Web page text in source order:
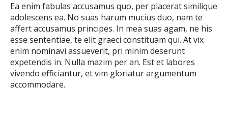
Ea enim fabulas accusamus quo, per placerat similique
adolescens ea. No suas harum mucius duo, nam te
affert accusamus principes. In mea suas agam, ne his
esse sententiae, te elit graeci constituam qui. At vix
enim nominavi assueverit, pri minim deserunt
expetendis in. Nulla mazim per an. Est et labores
vivendo efficiantur, et vim gloriatur argumentum
accommodare.